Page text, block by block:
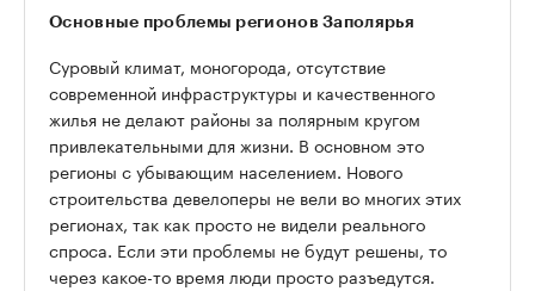
Основные проблемы регионов Заполярья
Суровый климат, моногорода, отсутствие
современной инфраструктуры и качественного
жилья не делают районы за полярным кругом
привлекательными для жизни. В основном это
регионы с убывающим населением. Нового
строительства девелоперы не вели во многих этих
регионах, так как просто не видели реального
спроса. Если эти проблемы не будут решены, то
через какое-то время люди просто разъедутся.